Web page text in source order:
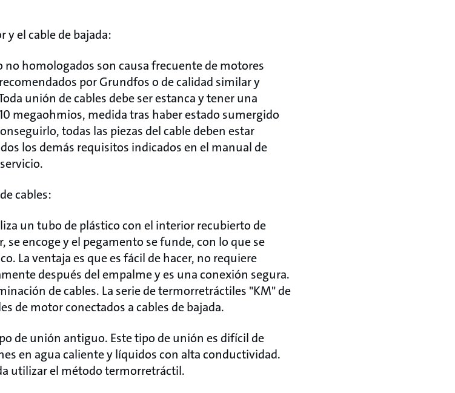
el cable de bajada:
no homologados son causa frecuente de motores
por Grundfos o de calidad similar y
unión de cables debe ser estanca y tener una
megaohmios, medida tras haber estado sumergido
todas las piezas del cable deben estar
los demás requisitos indicados en el manual de
cables:
un tubo de plástico con el interior recubierto de
se encoge y el pegamento se funde, con lo que se
La ventaja es que es fácil de hacer, no requiere
después del empalme y es una conexión segura.
de cables. La serie de termorretráctiles "KM" de
de motor conectados a cables de bajada.
de unión antiguo. Este tipo de unión es difícil de
en agua caliente y líquidos con alta conductividad.
utilizar el método termorretráctil.